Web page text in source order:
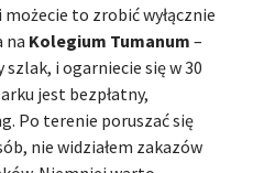
to zrobić wyłącznie
na Kolegium Tumanum –
i ogarniecie się w 30
jest bezpłatny,
Po terenie poruszać się
nie widziałem zakazów